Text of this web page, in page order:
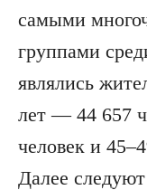
самыми
группами
являлись
лет — 44 657
человек и
Далее